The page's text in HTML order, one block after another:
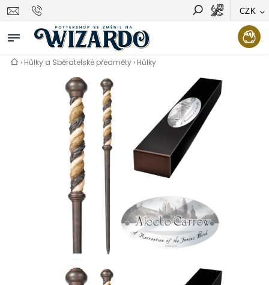
CZK
Vyhledávání Hledat
› Hůlky a Sběratelské předměty › Hůlky